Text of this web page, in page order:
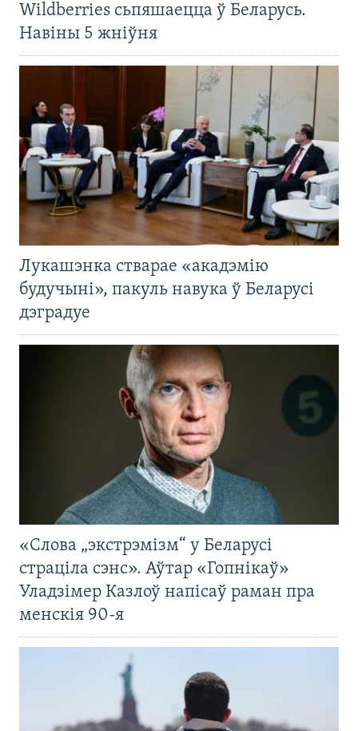
Wildberries сьпяшаецца ў Беларусь.
Навіны 5 жніўня
Лукашэнка стварае «акадэмію
будучыні», пакуль навука ў Беларусі
дэградуе
«Слова „экстрэмізм“ у Беларусі
страціла сэнс». Аўтар «Гопнікаў»
Уладзімер Казлоў напісаў раман пра
менскія 90-я